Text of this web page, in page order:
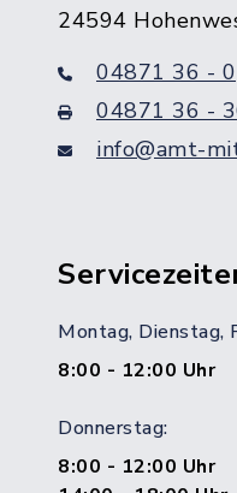
24594
04871 36 - 0
04871 36 -
info@amt-
Montag, Dienstag,
8:00 - 12:00 Uhr
Donnerstag:
8:00 - 12:00 Uhr